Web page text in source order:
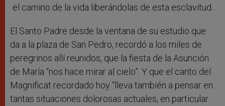
el camino de la vida liberándolas de esta esclavitud.
El Santo Padre desde la ventana de su estudio que
da a la plaza de San Pedro, recordó a los miles de
peregrinos allí reunidos, que la fiesta de la Asunción
de María “nos hace mirar al cielo”. Y que el canto del
Magnificat recordado hoy “lleva también a pensar en
tantas situaciones dolorosas actuales, en particular